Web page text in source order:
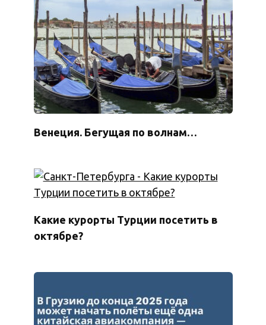
Венеция. Бегущая по волнам…
Какие курорты Турции посетить в
октябре?